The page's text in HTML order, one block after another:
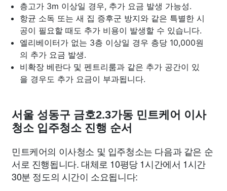
층고가 3m 이상일 경우, 추가 요금 발생 가능성.
항균 소독 또는 새 집 증후군 방지와 같은 특별한 시
공이 필요할 때도 추가 비용이 발생할 수 있습니다.
엘리베이터가 없는 3층 이상일 경우 층당 10,000원
의 추가 요금 발생.
비확장 베란다 및 펜트리룸과 같은 추가 공간이 있
을 경우도 추가 요금이 부과됩니다.
서울 성동구 금호2.3가동 민트케어 이사
청소 입주청소 진행 순서
민트케어의 이사청소 및 입주청소는 다음과 같은 순
서로 진행됩니다. 대체로 10평당 1시간에서 1시간
30분 정도의 시간이 소요됩니다: